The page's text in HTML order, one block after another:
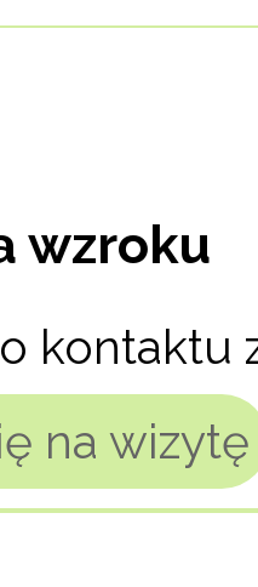
wzroku
kontaktu
na wizytę